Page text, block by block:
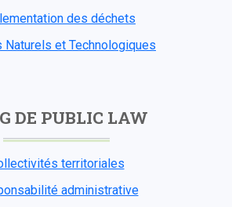
des déchets
Naturels et Technologiques
DE PUBLIC LAW
territoriales
administrative